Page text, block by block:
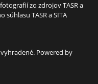
zo zdrojov TASR a
súhlasu TASR a SITA
Powered by